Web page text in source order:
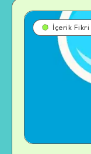
İçerik Fikri